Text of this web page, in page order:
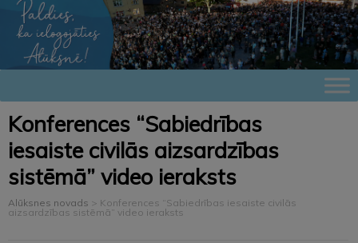
Konferences “Sabiedrības
iesaiste civilās aizsardzības
sistēmā” video ieraksts
Alūksnes novads > Konferences “Sabiedrības iesaiste civilās
aizsardzības sistēmā” video ieraksts